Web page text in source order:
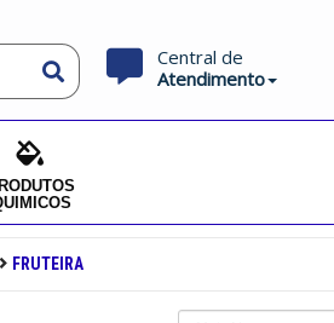
Central de
Atendimento
FRUTEIRA